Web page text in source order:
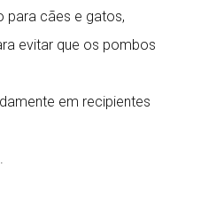
para cães e gatos,
evitar que os pombos
em recipientes